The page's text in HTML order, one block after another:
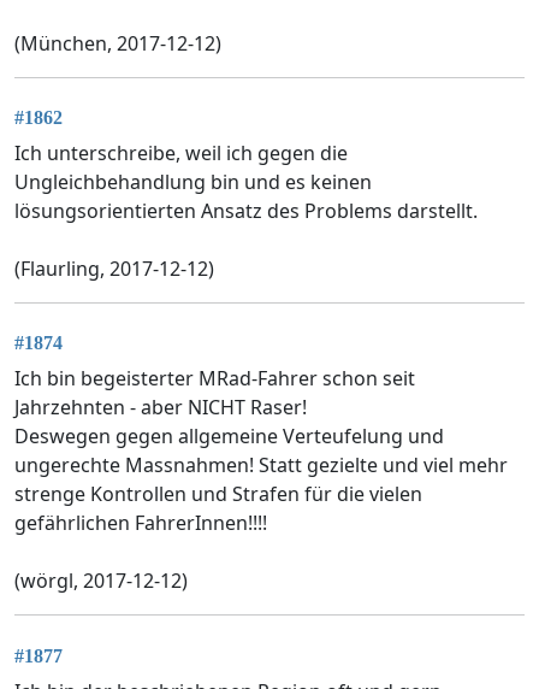
(München, 2017-12-12)
#1862
Ich unterschreibe, weil ich gegen die
Ungleichbehandlung bin und es keinen
lösungsorientierten Ansatz des Problems darstellt.
(Flaurling, 2017-12-12)
#1874
Ich bin begeisterter MRad-Fahrer schon seit
Jahrzehnten - aber NICHT Raser!
Deswegen gegen allgemeine Verteufelung und
ungerechte Massnahmen! Statt gezielte und viel mehr
strenge Kontrollen und Strafen für die vielen
gefährlichen FahrerInnen!!!!
(wörgl, 2017-12-12)
#1877